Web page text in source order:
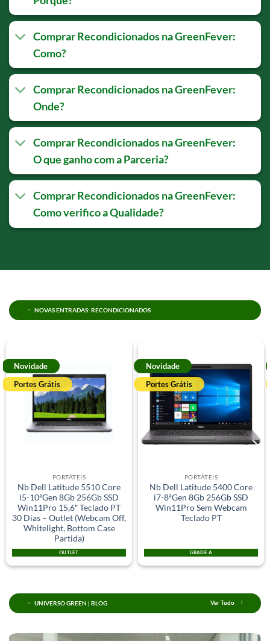
Comprar Recondicionados na GreenFever:
Como?
Comprar Recondicionados na GreenFever:
Onde?
Comprar Recondicionados na GreenFever:
O que ganho com a Parceria?
Comprar Recondicionados na GreenFever:
Como verifico a Qualidade?
NOVAS ENTRADAS: RECONDICIONADOS
Novidade
Portes Grátis
PORTÁTEIS
Nb Dell Latitude 5510 Core
i5-10ªGen 8Gb 256Gb SSD
Win11Pro 15,6″ Teclado PT
30 Dias – Outlet (Webcam Off,
Whitelight, Bottom Case
Partida)
OUTLET
Novidade
Portes Grátis
PORTÁTEIS
Nb Dell Latitude 5400 Core
i7-8ªGen 8Gb 256Gb SSD
Win11Pro Sem Webcam
Teclado PT
GRADE A
UNIVERSO GREEN | BLOG Ver Tudo